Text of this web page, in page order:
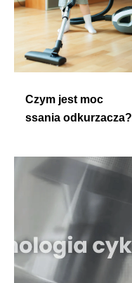
Czym jest moc
ssania odkurzacza?